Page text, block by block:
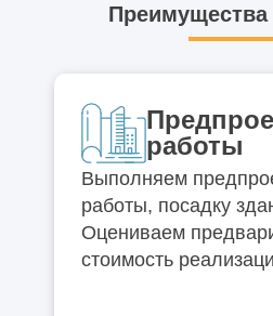
Преимущества
работы
Выполняем
работы, посадку
Оцениваем
стоимость